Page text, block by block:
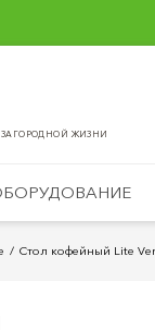
ЖИЗНИ
Стол кофейный Lite